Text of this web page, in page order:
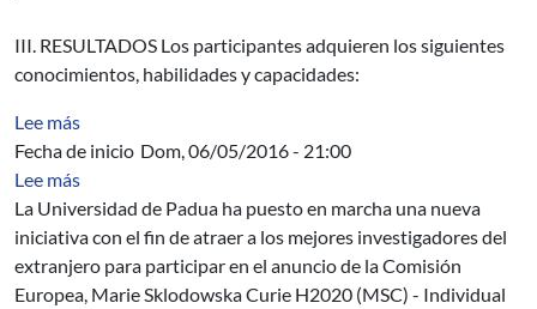
III. RESULTADOS Los participantes adquieren los siguientes
conocimientos, habilidades y capacidades:
Lee más
Fecha de inicio Dom, 06/05/2016 - 21:00
Lee más
L a Universidad de Padua ha puesto en marcha una nueva
iniciativa con el fin de atraer a los mejores investigadores del
extranjero para participar en el anuncio de la Comisión
Europea, Marie Sklodowska Curie H2020 (MSC) - Individual